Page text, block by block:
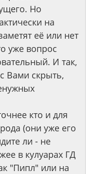
Но
на
её или нет
уже вопрос
И так,
Вами скрыть,
кто и для
(они уже его
ли - не
в кулуарах ГД
"Пипл" или на